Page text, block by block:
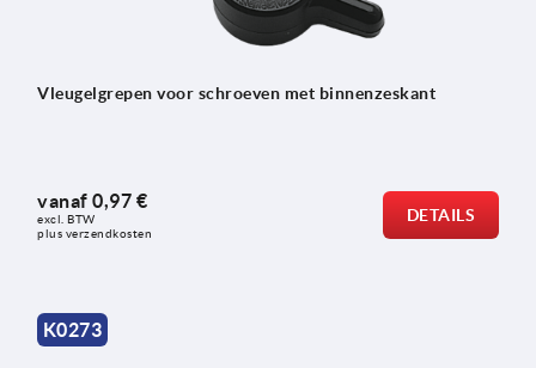
Vleugelgrepen voor schroeven met binnenzeskant
vanaf 0,97 €
excl. BTW
plus verzendkosten
DETAILS
K0273